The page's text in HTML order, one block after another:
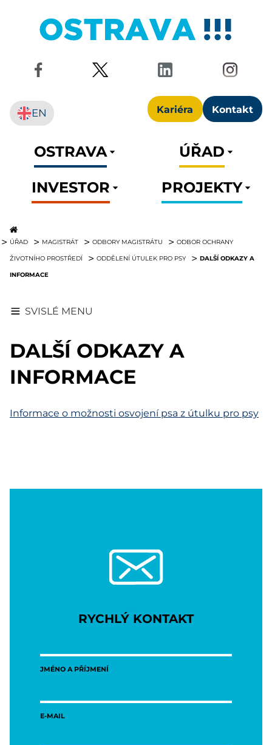
Kariéra Kontakt
EN
OSTRAVA
ÚŘAD
INVESTOR
PROJEKTY
ÚŘAD MAGISTRÁT ODBORY MAGISTRÁTU ODBOR OCHRANY
ŽIVOTNÍHO PROSTŘEDÍ ODDĚLENÍ ÚTULEK PRO PSY
DALŠÍ ODKAZY A
INFORMACE
SVISLÉ MENU
DALŠÍ ODKAZY A
INFORMACE
Informace o možnosti osvojení psa z útulku pro psy
RYCHLÝ KONTAKT
JMÉNO A PŘÍJMENÍ
E-MAIL